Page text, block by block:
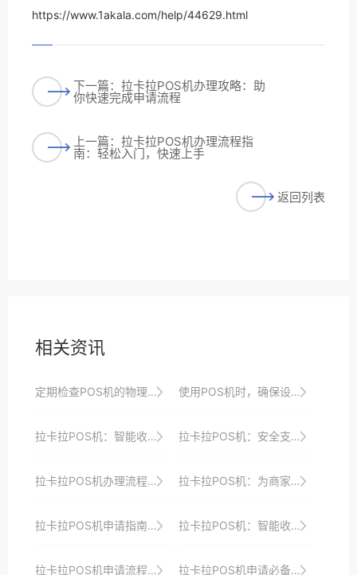
https://www.1akala.com/help/44629.html
下一篇：拉卡拉POS机办理攻略：助
你快速完成申请流程
上一篇：拉卡拉POS机办理流程指
南：轻松入门，快速上手
返回列表
相关资讯
定期检查POS机的物理防护等级是否符合要求。 使用POS机时，确保设备已正确设置时区。
拉卡拉POS机：智能收银，提升商家经营效率 拉卡拉POS机：安全支付，让商家收银无忧
拉卡拉POS机办理流程解析：从申请到使用的无缝衔接 拉卡拉POS机：为商家打造的高效收银解决方案
拉卡拉POS机申请指南：一站式解决支付难题 拉卡拉POS机：智能收银，打造商家收银新标杆
拉卡拉POS机申请流程及使用注意事项详解 拉卡拉POS机申请必备知识：了解这些规则与技巧，助力支付升级